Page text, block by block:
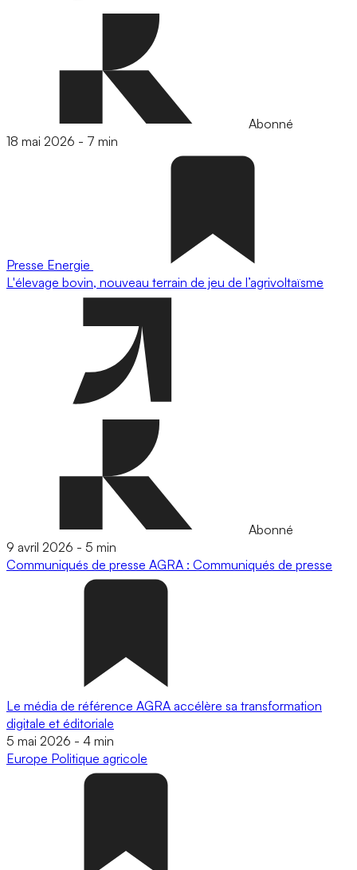
Abonné
18 mai 2026 - 7 min
Presse Energie
L'élevage bovin, nouveau terrain de jeu de l’agrivoltaïsme
Abonné
9 avril 2026 - 5 min
Communiqués de presse AGRA : Communiqués de presse
Le média de référence AGRA accélère sa transformation
digitale et éditoriale
5 mai 2026 - 4 min
Europe Politique agricole